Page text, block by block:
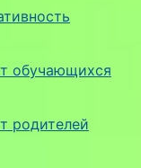
обучающихся
родителей